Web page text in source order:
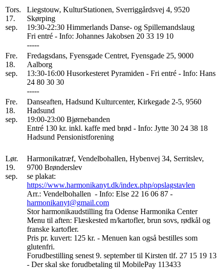
Tors.
17.
sep.
Liegstouw, KulturStationen, Sverriggårdsvej 4, 9520
Skørping
19:30-22:30 Himmerlands Danse- og Spillemandslaug
Fri entré - Info: Johannes Jakobsen 20 33 19 10
-----
Fre.
18.
sep.
Fredagsdans, Fyensgade Centret, Fyensgade 25, 9000
Aalborg
13:30-16:00 Husorkesteret Pyramiden - Fri entré - Info: Hans
24 80 30 30
-----
Fre.
18.
sep.
Danseaften, Hadsund Kulturcenter, Kirkegade 2-5, 9560
Hadsund
19:00-23:00 Bjørnebanden
Entré 130 kr. inkl. kaffe med brød - Info: Jytte 30 24 38 18
Hadsund Pensionistforening
Lør.
19.
sep.
Harmonikatræf, Vendelbohallen, Hybenvej 34, Serritslev,
9700 Brønderslev
se plakat:
https://www.harmonikanyt.dk/index.php/opslagstavlen
Arr.: Vendelbohallen - Info: Else 22 16 06 87 -
harmonikanyt@gmail.com
Stor harmonikaudstilling fra Odense Harmonika Center
Menu til aften: Flæskested m/kartofler, brun sovs, rødkål og
franske kartofler.
Pris pr. kuvert: 125 kr. - Menuen kan også bestilles som
glutenfri.
Forudbestilling senest 9. september til Kirsten tlf. 27 15 19 13
- Der skal ske forudbetaling til MobilePay 113433